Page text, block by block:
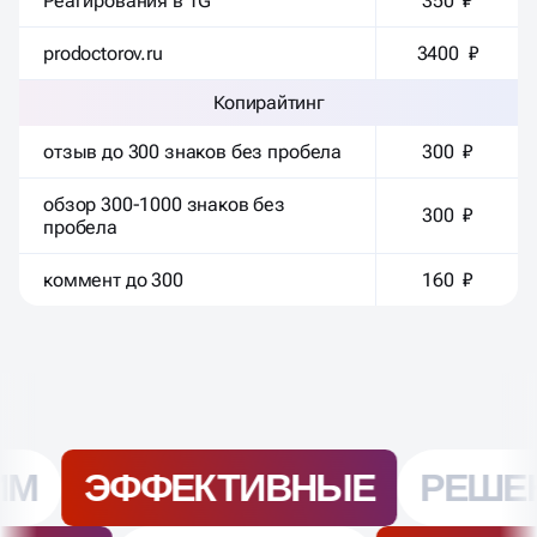
prodoctorov.ru 3400 ₽
Копирайтинг
отзыв до 300 знаков без пробела 300 ₽
обзор 300-1000 знаков без
пробела
300 ₽
коммент до 300 160 ₽